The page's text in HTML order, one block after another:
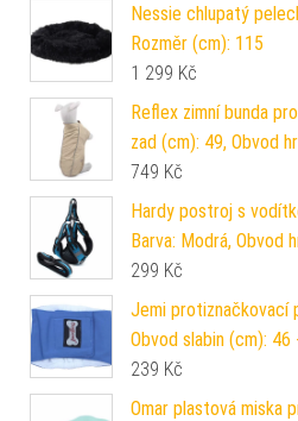
Nessie chlupatý
Rozměr (cm): 115
1 299 Kč
Reflex zimní bunda
zad (cm): 49, Obvod
749 Kč
Hardy postroj s
Barva: Modrá, Obvod
299 Kč
Jemi protiznačkovací
Obvod slabin (cm): 46
239 Kč
Omar plastová miska